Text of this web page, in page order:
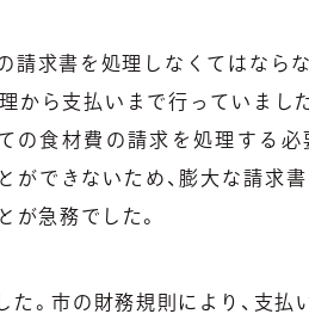
請求書を処理しなくてはなら
から支払いまで行っていまし
の食材費の請求を処理する必
ができないため、膨大な請求
が急務でした。
た。市の財務規則により、支払